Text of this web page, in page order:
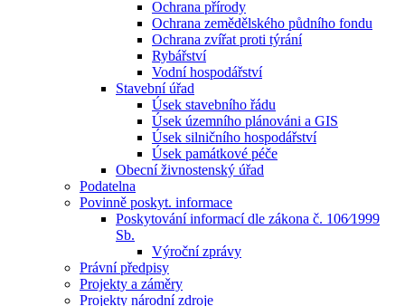
Ochrana přírody
Ochrana zemědělského půdního fondu
Ochrana zvířat proti týrání
Rybářství
Vodní hospodářství
Stavební úřad
Úsek stavebního řádu
Úsek územního plánováni a GIS
Úsek silničního hospodářství
Úsek památkové péče
Obecní živnostenský úřad
Podatelna
Povinně poskyt. informace
Poskytování informací dle zákona č. 106⁄1999
Sb.
Výroční zprávy
Právní předpisy
Projekty a záměry
Projekty národní zdroje